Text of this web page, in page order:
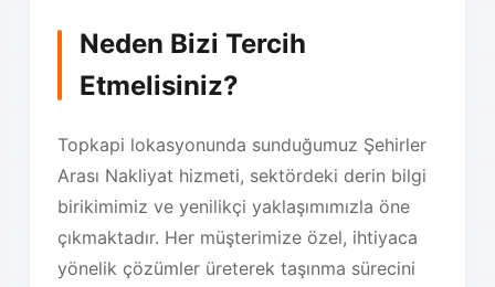
Neden Bizi Tercih
Etmelisiniz?
Topkapi lokasyonunda sunduğumuz Şehirler
Arası Nakliyat hizmeti, sektördeki derin bilgi
birikimimiz ve yenilikçi yaklaşımımızla öne
çıkmaktadır. Her müşterimize özel, ihtiyaca
yönelik çözümler üreterek taşınma sürecini